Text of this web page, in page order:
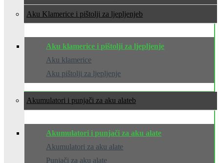
Aku Klamerice i pištolji za ljepljenje
Aku klamerice i pištolji za ljepljenje
Aku klamerice
Aku pištolji za ljepljenje
Akumulatori i punjači za aku alate
Akumulatori i punjači za aku alate
Akumulatori za aku alate
Punjači za aku alate